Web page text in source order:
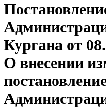
Кургана от
О внесении